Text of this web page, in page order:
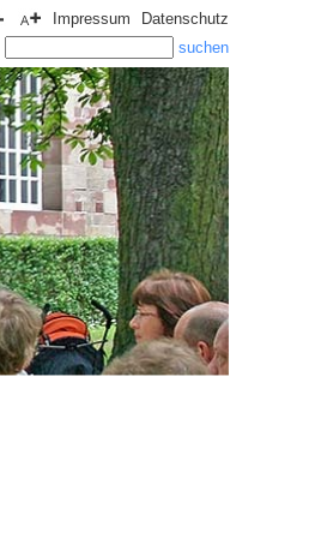
Impressum
Datenschutz